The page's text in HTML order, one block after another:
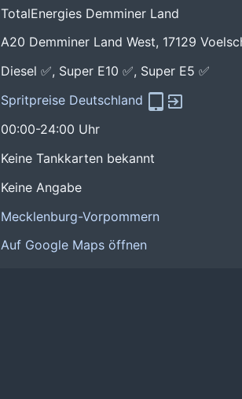
TotalEnergies Demminer Land
A20 Demminer Land West, 17129
Diesel ✅, Super E10 ✅, Super E5 ✅
Spritpreise Deutschland
00:00-24:00 Uhr
Keine Tankkarten bekannt
Keine Angabe
Mecklenburg-Vorpommern
Auf Google Maps öffnen